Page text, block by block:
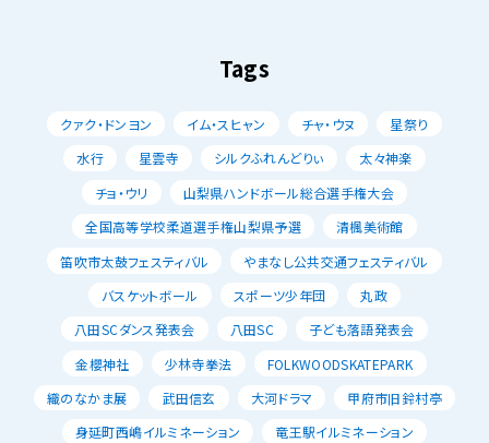
Tags
クァク・ドンヨン イム・スヒャン チャ・ウヌ
星祭り
水行
星雲寺 シルクふれんどりぃ
太々神楽
チョ・ウリ
山梨県ハンドボール総合選手権大会
全国高等学校柔道選手権山梨県予選
清楓美術館
笛吹市太鼓フェスティバル
やまなし公共交通フェスティバル
バスケットボール
スポーツ少年団
丸政
八田SCダンス発表会
八田SC
子ども落語発表会
金櫻神社
少林寺拳法
FOLKWOODSKATEPARK
織のなかま展
武田信玄 大河ドラマ
甲府市旧鈴村亭
身延町西嶋イルミネーション
竜王駅イルミネーション